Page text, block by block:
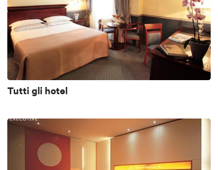
Tutti gli hotel